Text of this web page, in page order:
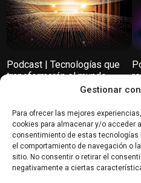
Gestionar
Para ofrecer las mejores
cookies para almacenar y/o acceder
consentimiento de estas
el comportamiento de navegación o
sitio. No consentir o retirar el
negativamente a ciertas
Podcast | Tecnologías que
transformarán el mundo
Industria 4.0